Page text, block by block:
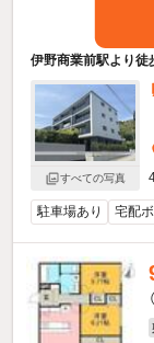
伊野商業前駅より徒
すべての写真
駐車場あり 宅配